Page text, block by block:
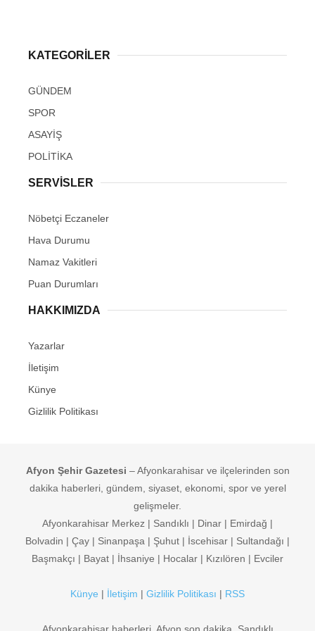
KATEGORİLER
GÜNDEM
SPOR
ASAYİŞ
POLİTİKA
SERVİSLER
Nöbetçi Eczaneler
Hava Durumu
Namaz Vakitleri
Puan Durumları
HAKKIMIZDA
Yazarlar
İletişim
Künye
Gizlilik Politikası
Afyon Şehir Gazetesi – Afyonkarahisar ve ilçelerinden son
dakika haberleri, gündem, siyaset, ekonomi, spor ve yerel
gelişmeler.
Afyonkarahisar Merkez | Sandıklı | Dinar | Emirdağ |
Bolvadin | Çay | Sinanpaşa | Şuhut | İscehisar | Sultandağı |
Başmakçı | Bayat | İhsaniye | Hocalar | Kızılören | Evciler
Künye | İletişim | Gizlilik Politikası | RSS
Afyonkarahisar haberleri, Afyon son dakika, Sandıklı